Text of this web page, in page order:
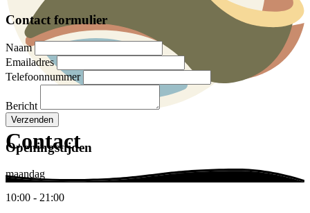
Contact
Contact formulier
Naam
Emailadres
Telefoonnummer
Bericht
Verzenden
Openingstijden
maandag
10:00 - 21:00